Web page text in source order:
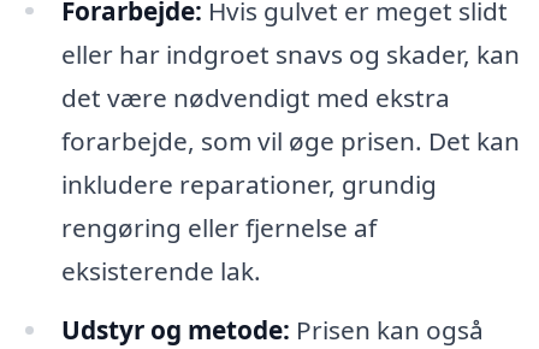
Forarbejde: Hvis gulvet er meget slidt
eller har indgroet snavs og skader, kan
det være nødvendigt med ekstra
forarbejde, som vil øge prisen. Det kan
inkludere reparationer, grundig
rengøring eller fjernelse af
eksisterende lak.
Udstyr og metode: Prisen kan også